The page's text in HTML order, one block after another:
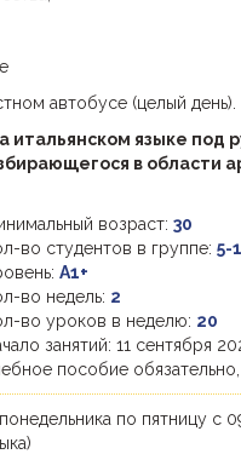
автобусе (целый день).
итальянском языке
в области
возраст:30
во студентов в группе:5-
A1+
во недель: 2
во уроков в неделю: 20
занятий: 11 сентября
пособие
по пятницу с